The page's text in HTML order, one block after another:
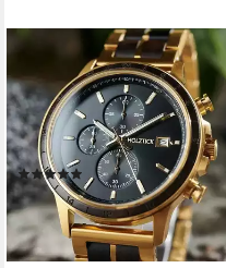
HOLZTICK BAVARIA
Chronograph Ikarus IKARUS,
schöne Männeruhr aus edlem
Holz und Edelstahl in
Goldoptik
(1)
125,00 € UVP 180,00 €
-31%
lieferbar - in 3-4 Werktagen bei dir